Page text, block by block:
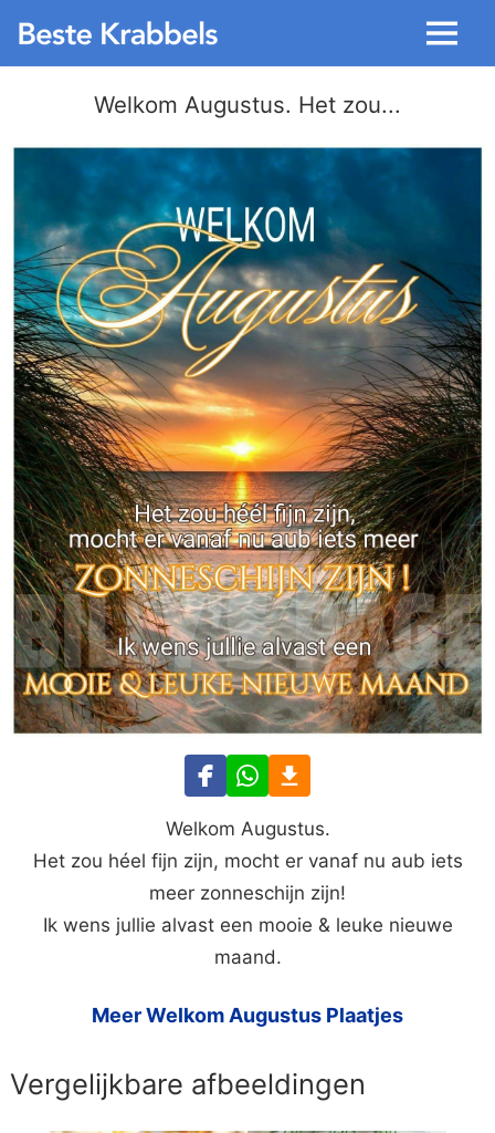
Menu
Welkom Augustus. Het zou...
Welkom Augustus.
Het zou héel fijn zijn, mocht er vanaf nu aub iets
meer zonneschijn zijn!
Ik wens jullie alvast een mooie & leuke nieuwe
maand.
Meer Welkom Augustus Plaatjes
Vergelijkbare afbeeldingen